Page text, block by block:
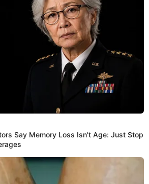
puente Ricardo Palmavuelve a
se reportara que la estructura
se colapsara en plenaVía
se dio a conocer este incidente sucedió
sur, por lo cual, se tuvo que cerrar el
autoridades puedan retirarlo.